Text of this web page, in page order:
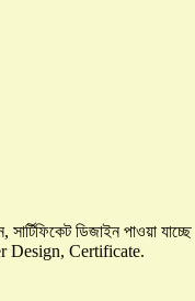
সার্টিফিকেট ডিজাইন
Design, Certificate.